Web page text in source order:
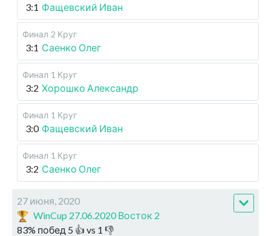
3:1 Фащевский Иван
Финал 2 Круг
3:1 Саенко Олег
Финал 1 Круг
3:2 Хорошко Александр
Финал 1 Круг
3:0 Фащевский Иван
Финал 1 Круг
3:2 Саенко Олег
27 июня, 2020
WinCup 27.06.2020 Восток 2
83% побед 5 👍 vs 1 👎